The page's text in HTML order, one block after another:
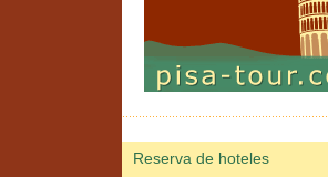
Reserva de hoteles